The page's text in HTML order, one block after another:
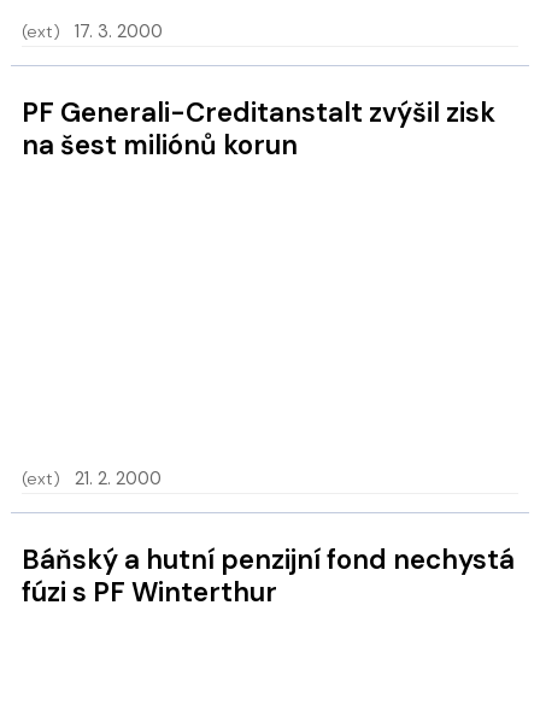
(ext) 17. 3. 2000
PF Generali-Creditanstalt zvýšil zisk
na šest miliónů korun
(ext) 21. 2. 2000
Báňský a hutní penzijní fond nechystá
fúzi s PF Winterthur